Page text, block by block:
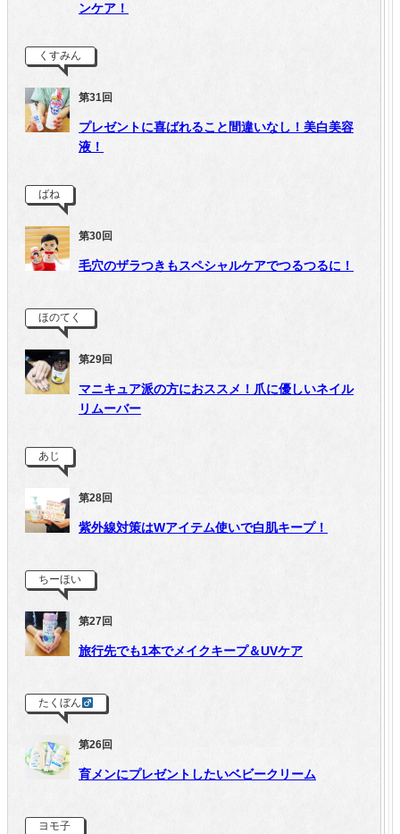
ンケア！
くすみん
第31回
プレゼントに喜ばれること間違いなし！美白美容
液！
ばね
第30回
毛穴のザラつきもスペシャルケアでつるつるに！
ほのてく
第29回
マニキュア派の方におススメ！爪に優しいネイル
リムーバー
あじ
第28回
紫外線対策はWアイテム使いで白肌キープ！
ちーほい
第27回
旅行先でも1本でメイクキープ＆UVケア
たくぼん
第26回
育メンにプレゼントしたいベビークリーム
ヨモ子